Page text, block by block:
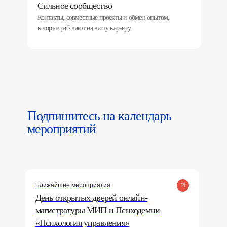
Сильное сообщество
Контакты, совместные проекты и обмен опытом,
которые работают на вашу карьеру
Подпишитесь на календарь
мероприятий
Ближайшие мероприятия
День открытых дверей онлайн-
магистратуры МИП и Психодемии
«Психология управления»